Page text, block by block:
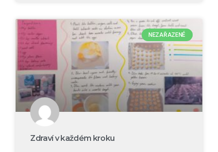
NEZAŘAZENÉ
Zdraví v každém kroku